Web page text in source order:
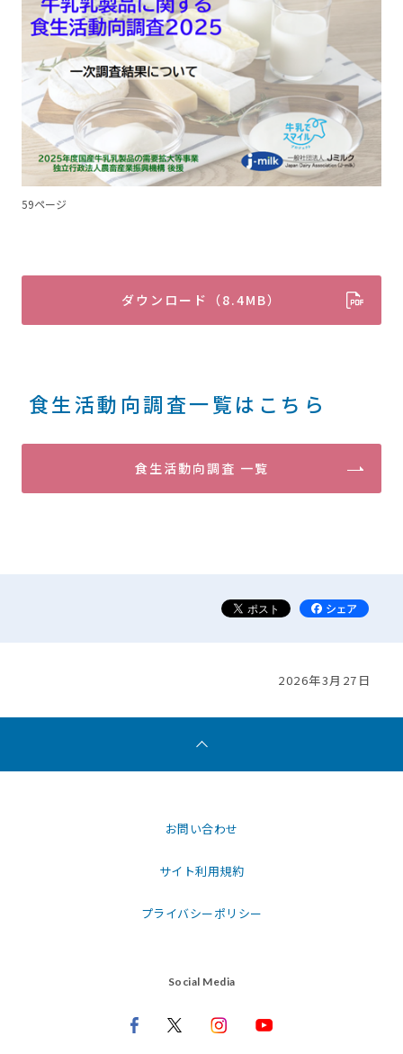
59ページ
ダウンロード（8.4MB）
食生活動向調査一覧はこちら
食生活動向調査 一覧
2026年3月27日
お問い合わせ
サイト利用規約
プライバシーポリシー
Social Media